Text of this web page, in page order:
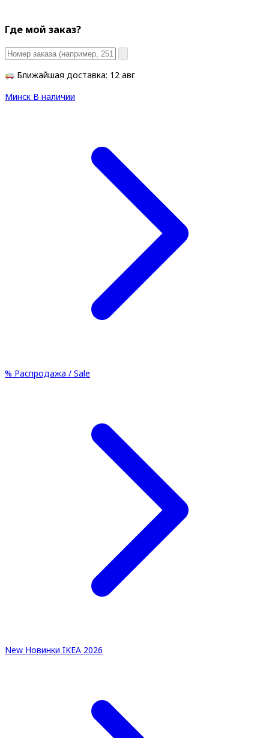
Где мой заказ?
Ближайшая доставка: 12 авг
Минск В наличии
% Распродажа / Sale
New Новинки IKEA 2026